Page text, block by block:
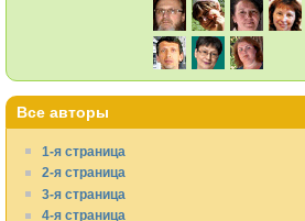
Все авторы
1-я страница
2-я страница
3-я страница
4-я страница